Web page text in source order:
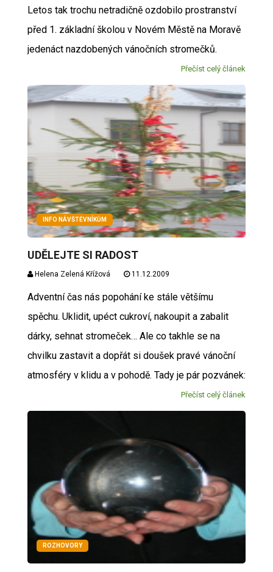
Letos tak trochu netradičně ozdobilo prostranství
před 1. základní školou v Novém Městě na Moravě
jedenáct nazdobených vánočních stromečků.
Přečíst celý článek
INFO NÁVŠTĚVNÍKŮM
UDĚLEJTE SI RADOST
Helena Zelená Křížová 11.12.2009
Adventní čas nás popohání ke stále většímu
spěchu. Uklidit, upéct cukroví, nakoupit a zabalit
dárky, sehnat stromeček… Ale co takhle se na
chvilku zastavit a dopřát si doušek pravé vánoční
atmosféry v klidu a v pohodě. Tady je pár pozvánek:
Přečíst celý článek
ROZHOVORY